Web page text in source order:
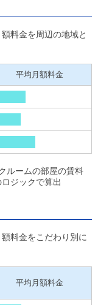
料金を周辺の地域と
平均月額料金
ルームの部屋の賃料
ジックで算出
料金をこだわり別に
平均月額料金